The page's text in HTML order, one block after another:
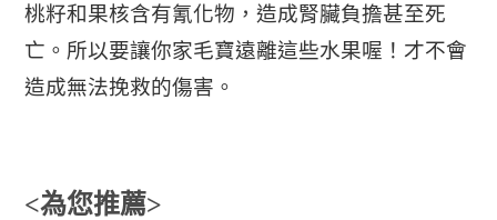
桃籽和果核含有氰化物，造成腎臟負擔甚至死
亡。所以要讓你家毛寶遠離這些水果喔！才不會
造成無法挽救的傷害。
<為您推薦>